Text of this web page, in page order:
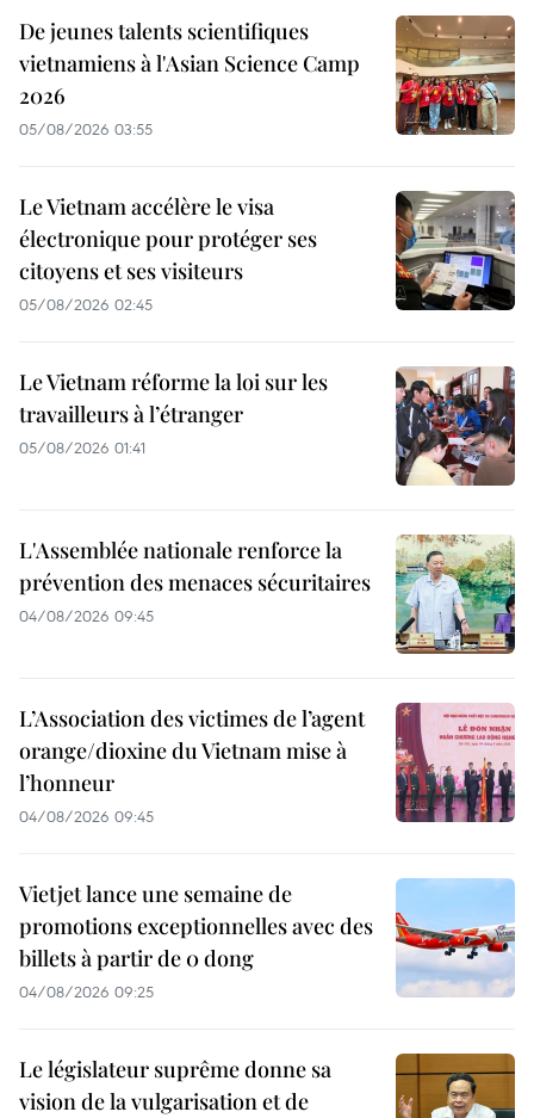
De jeunes talents scientifiques
vietnamiens à l'Asian Science Camp
2026
05/08/2026 03:55
Le Vietnam accélère le visa
électronique pour protéger ses
citoyens et ses visiteurs
05/08/2026 02:45
Le Vietnam réforme la loi sur les
travailleurs à l’étranger
05/08/2026 01:41
L'Assemblée nationale renforce la
prévention des menaces sécuritaires
04/08/2026 09:45
L’Association des victimes de l’agent
orange/dioxine du Vietnam mise à
l’honneur
04/08/2026 09:45
Vietjet lance une semaine de
promotions exceptionnelles avec des
billets à partir de 0 dong
04/08/2026 09:25
Le législateur suprême donne sa
vision de la vulgarisation et de